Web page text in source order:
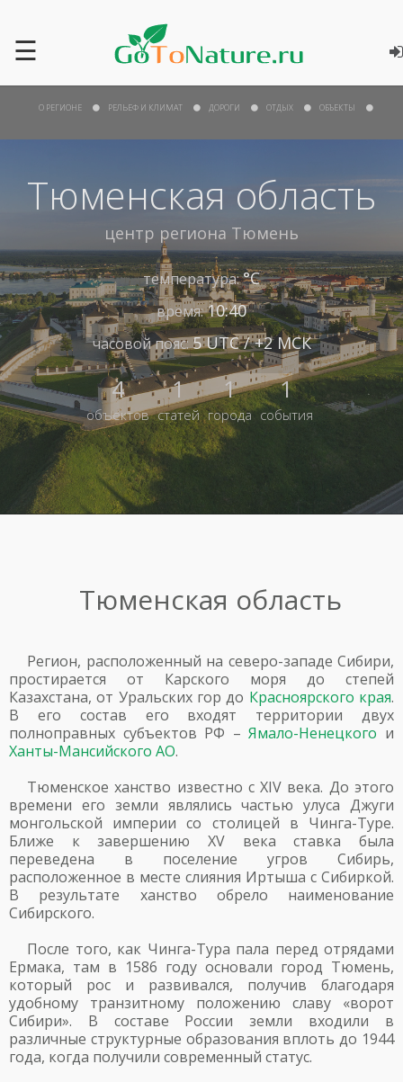
☰
Тюменская область
центр региона Тюмень
температура:°С
время:10:40
часовой пояс:5 UTC / +2 МСК
4
объектов
1
статей
1
города
1
события
О РЕГИОНЕ РЕЛЬЕФ И КЛИМАТ ДОРОГИ ОТДЫХ ОБЪЕКТЫ
Тюменская область
Регион, расположенный на северо-западе Сибири,
простирается от Карского моря до степей
Казахстана, от Уральских гор до Красноярского края.
В его состав его входят территории двух
полноправных субъектов РФ –Ямало-Ненецкого и
Ханты-Мансийского АО.
Тюменское ханство известно с XIV века. До этого
времени его земли являлись частью улуса Джуги
монгольской империи со столицей в Чинга-Туре.
Ближе к завершению XV века ставка была
переведена в поселение угров Сибирь,
расположенное в месте слияния Иртыша с Сибиркой.
В результате ханство обрело наименование
Сибирского.
После того, как Чинга-Тура пала перед отрядами
Ермака, там в 1586 году основали город Тюмень,
который рос и развивался, получив благодаря
удобному транзитному положению славу «ворот
Сибири». В составе России земли входили в
различные структурные образования вплоть до 1944
года, когда получили современный статус.